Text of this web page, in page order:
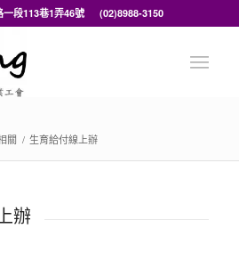
一段113巷1弄46號 (02)8988-3150
關 / 生育給付線上辦
辦